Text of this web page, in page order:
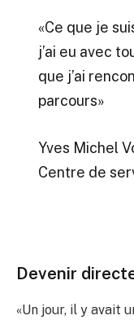
«Ce que je
j’ai eu avec
que j’ai
parcours»
Yves Michel
Centre de
Devenir
«Un jour, il y avait